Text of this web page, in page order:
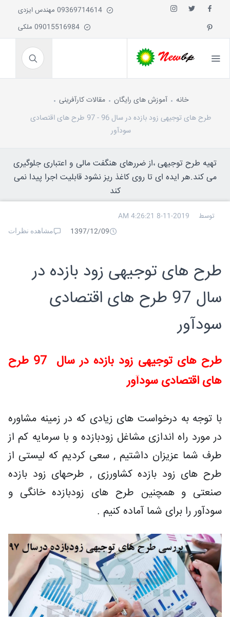
خانه آموزش های رایگان
مقالات کارآفرینی
طرح های توجیهی زود بازده در سال 96 - 97 طرح های اقتصادی
سودآور
تهیه طرح توجیهی ،از ضررهای هنگفت مالی و اعتباری جلوگیری
می کند.هر ایده ای تا روی کاغذ ریز نشود قابلیت اجرا پیدا نمی
کند
توسط
8-11-2019 4:26:21 AM
1397/12/09
مشاهده نظرات
طرح های توجیهی زود بازده در
سال 97 طرح های اقتصادی
سودآور
طرح های توجیهی زود بازده در سال 97 طرح
های اقتصادی سودآور
با توجه به درخواست های زیادی که در زمینه مشاوره
در مورد راه اندازی مشاغل زودبازده و با سرمایه کم از
طرف شما عزیزان داشتیم , سعی کردیم که لیستی از
طرح های زود بازده کشاورزی , طرحهای زود بازده
صنعتی و همچنین طرح های زودبازده خانگی و
سودآور را برای شما آماده کنیم .